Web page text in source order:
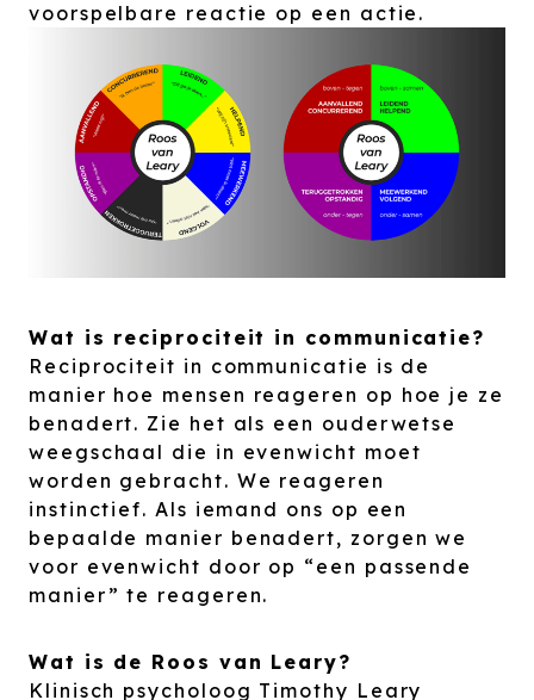
voorspelbare reactie op een actie.
Wat is reciprociteit in communicatie?
Reciprociteit in communicatie is de
manier hoe mensen reageren op hoe je ze
benadert. Zie het als een ouderwetse
weegschaal die in evenwicht moet
worden gebracht. We reageren
instinctief. Als iemand ons op een
bepaalde manier benadert, zorgen we
voor evenwicht door op “een passende
manier” te reageren.
Wat is de Roos van Leary?
Klinisch psycholoog Timothy Leary